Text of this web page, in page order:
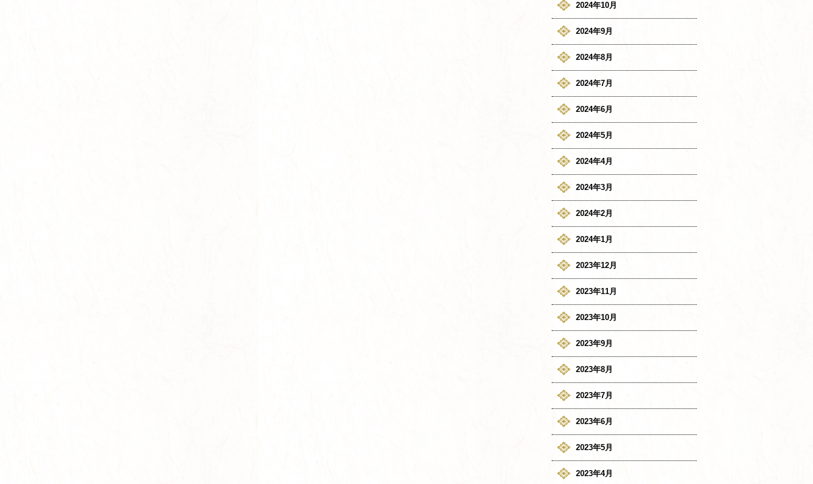
2024年10月
2024年9月
2024年8月
2024年7月
2024年6月
2024年5月
2024年4月
2024年3月
2024年2月
2024年1月
2023年12月
2023年11月
2023年10月
2023年9月
2023年8月
2023年7月
2023年6月
2023年5月
2023年4月